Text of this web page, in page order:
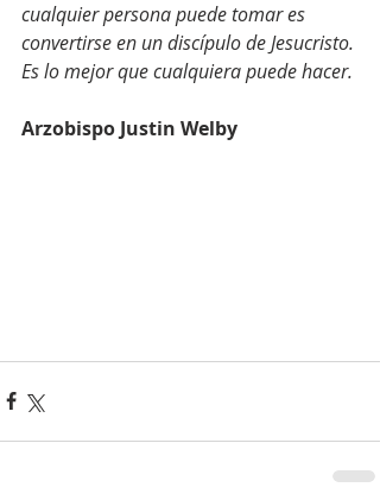
cualquier persona puede tomar es
convertirse en un discípulo de Jesucristo.
Es lo mejor que cualquiera puede hacer.
Arzobispo Justin Welby